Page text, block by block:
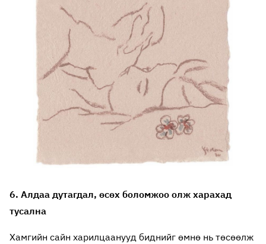
6. Алдаа дутагдал, өсөх боломжоо олж харахад
тусална
Хамгийн сайн харилцаанууд биднийг өмнө нь төсөөлж